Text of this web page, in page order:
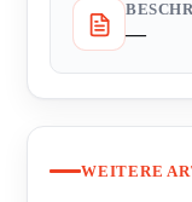
—
WEITERE